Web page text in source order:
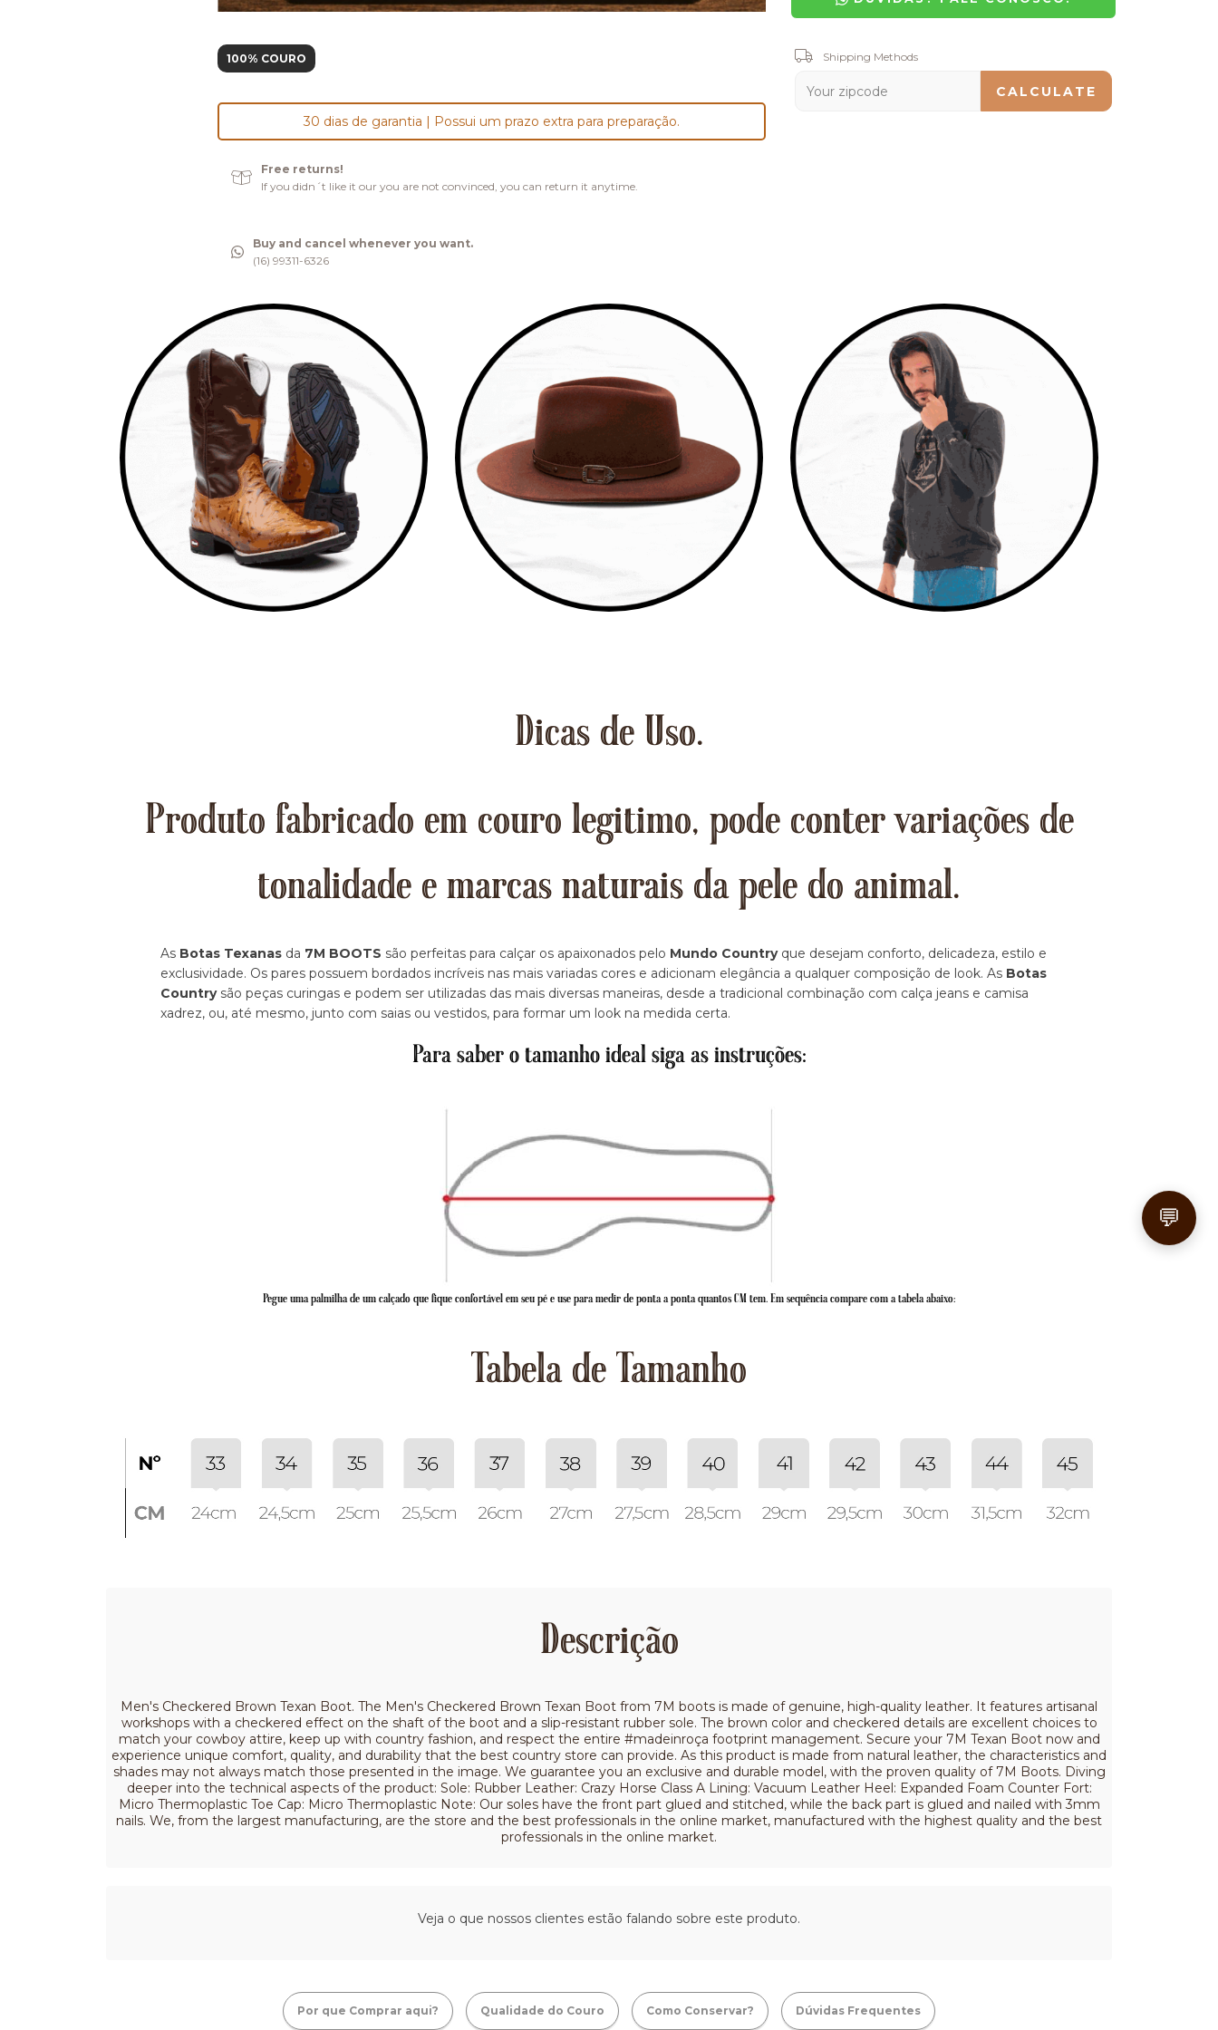
100% COURO
30 dias de garantia | Possui um prazo extra para preparação.
Free returns!
If you didn´t like it our you are not convinced, you can return it anytime.
Buy and cancel whenever you want.
(16) 99311-6326
Shipping for zipcode:
Shipping Methods
CALCULATE
Dicas de Uso.
Produto fabricado em couro legitimo, pode conter variações de
tonalidade e marcas naturais da pele do animal.
As Botas Texanas da 7M BOOTS são perfeitas para calçar os apaixonados pelo Mundo Countryque desejam conforto, delicadeza, estilo e
exclusividade. Os pares possuem bordados incríveis nas mais variadas cores e adicionam elegância a qualquer composição de look. As Botas
Countrysão peças curingas e podem ser utilizadas das mais diversas maneiras, desde a tradicional combinação com calça jeans e camisa
xadrez, ou, até mesmo, junto com saias ou vestidos, para formar um look na medida certa.
Para saber o tamanho ideal siga as instruções:
Pegue uma palmilha de um calçado que fique confortável em seu pé e use para medir de ponta a ponta quantos CM tem. Em sequência compare com a tabela abaixo:
Tabela de Tamanho
Descrição
Men's Checkered Brown Texan Boot. The Men's Checkered Brown Texan Boot from 7M boots is made of genuine, high-quality leather. It features artisanal
workshops with a checkered effect on the shaft of the boot and a slip-resistant rubber sole. The brown color and checkered details are excellent choices to
match your cowboy attire, keep up with country fashion, and respect the entire #madeinroça footprint management. Secure your 7M Texan Boot now and
experience unique comfort, quality, and durability that the best country store can provide. As this product is made from natural leather, the characteristics and
shades may not always match those presented in the image. We guarantee you an exclusive and durable model, with the proven quality of 7M Boots. Diving
deeper into the technical aspects of the product: Sole: Rubber Leather: Crazy Horse Class A Lining: Vacuum Leather Heel: Expanded Foam Counter Fort:
Micro Thermoplastic Toe Cap: Micro Thermoplastic Note: Our soles have the front part glued and stitched, while the back part is glued and nailed with 3mm
nails. We, from the largest manufacturing, are the store and the best professionals in the online market, manufactured with the highest quality and the best
professionals in the online market.
Veja o que nossos clientes estão falando sobre este produto.
Por que Comprar aqui? Qualidade do Couro Como Conservar? Dúvidas Frequentes
💬